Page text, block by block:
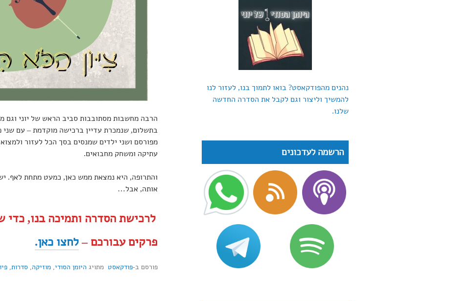
הרבה מחשבות מסתובבות סביב הראש של יוני וגם
בתשלום, שנמכרת עדיין ברכישה מוקדמת – עם שני
מפורסם ושני ילדים שמנסים בסך הכל לעזור
עתיקה ומשחק מחבואים.
והתרופה, היא נמצאת ממש כאן, כמעט מתחת לאף.
אותה, אבל…
לרכישת הסדרה ותמיכה בנו, כדי
פרקים עבורכם –לחצו כאן.
פורסם ב-פודקאסט מתויג היומן הסודי, מוזיקה, סדרות,
נהנים מהפודקאסט? בואו לתמוך בנו, לעזור לנו
להמשיך וליצור וגם לקבל את הסדרה החדשה
שלנו.
הרשמה לעדכונים